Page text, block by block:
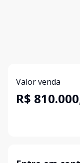
Valor venda
R$